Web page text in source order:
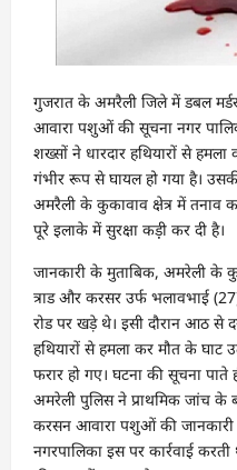
गुजरात के अमरैली जिले में डबल
आवारा पशुओं की सूचना नगर
शख्सों ने धारदार हथियारों से
गंभीर रूप से घायल हो गया है।
अमरैली के कुकावाव क्षेत्र में तनाव
पूरे इलाके में सुरक्षा कड़़ी कर दी है।
जानकारी के मुताबिक, अमरेली के
त्राड और करसर उर्फ भलावभाई
रोड पर खड़े थे। इसी दौरान आठ से
हथियारों से हमला कर मौत के घाट
फरार हो गए। घटना की सूचना
अमरेली पुलिस ने प्राथमिक जांच के
करसन आवारा पशुओं की जानकारी
नगरपालिका इस पर कार्रवाई